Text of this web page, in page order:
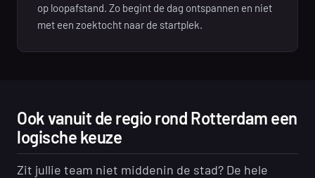
op loopafstand. Zo begint de dag ontspannen en niet
met een zoektocht naar de startplek.
Ook vanuit de regio rond Rotterdam een
logische keuze
Zit jullie team niet middenin de stad? De hele